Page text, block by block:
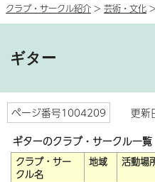
クラブ・サークル紹介 > 芸術・文化
ギター
ページ番号1004209
更新
ギターのクラブ・サークル一覧
クラブ・サー
クル名
地域 活動場